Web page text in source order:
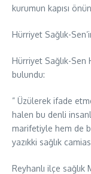
kurumun kapısı
Hürriyet Sağlık-
Hürriyet Sağlık-Sen
bulundu:
” Üzülerek ifade
halen bu denli
marifetiyle hem de
yazıkki sağlık
Reyhanlı ilçe sağlık